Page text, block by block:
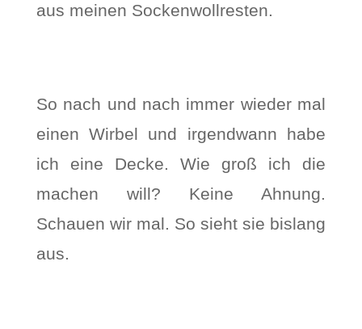
aus meinen Sockenwollresten.
So nach und nach immer wieder mal
einen Wirbel und irgendwann habe
ich eine Decke. Wie groß ich die
machen will? Keine Ahnung.
Schauen wir mal. So sieht sie bislang
aus.